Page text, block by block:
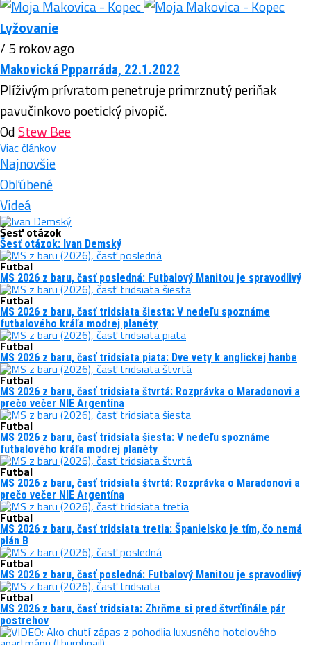
Lyžovanie
/ 5 rokov ago
Makovická Ppparráda, 22.1.2022
Plíživým prívratom penetruje primrznutý periňak
pavučinkovo poetický pivopič.
OdStew Bee
Viac článkov
Najnovšie
Obľúbené
Videá
Šesť otázok
Šesť otázok: Ivan Demský
Futbal
MS 2026 z baru, časť posledná: Futbalový Manitou je spravodlivý
Futbal
MS 2026 z baru, časť tridsiata šiesta: V nedeľu spoznáme
futbalového kráľa modrej planéty
Futbal
MS 2026 z baru, časť tridsiata piata: Dve vety k anglickej hanbe
Futbal
MS 2026 z baru, časť tridsiata štvrtá: Rozprávka o Maradonovi a
prečo večer NIE Argentína
Futbal
MS 2026 z baru, časť tridsiata šiesta: V nedeľu spoznáme
futbalového kráľa modrej planéty
Futbal
MS 2026 z baru, časť tridsiata štvrtá: Rozprávka o Maradonovi a
prečo večer NIE Argentína
Futbal
MS 2026 z baru, časť tridsiata tretia: Španielsko je tím, čo nemá
plán B
Futbal
MS 2026 z baru, časť posledná: Futbalový Manitou je spravodlivý
Futbal
MS 2026 z baru, časť tridsiata: Zhrňme si pred štvrťfinále pár
postrehov